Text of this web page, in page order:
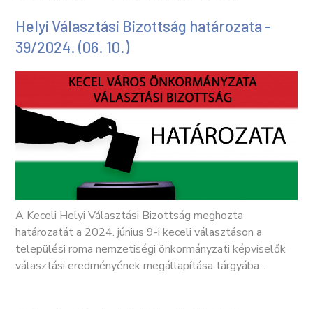
Helyi Választási Bizottság határozata -
39/2024. (06. 10.)
A Keceli Helyi Választási Bizottság meghozta
határozatát a 2024. június 9-i keceli választáson a
települési roma nemzetiségi önkormányzati képviselők
választási eredményének megállapítása tárgyába...